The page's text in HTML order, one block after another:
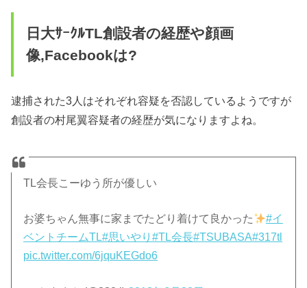
日大ｻｰｸﾙTL創設者の経歴や顔画
像,Facebookは?
逮捕された3人はそれぞれ容疑を否認しているようですが
創設者の村尾翼容疑者の経歴が気になりますよね。
TL会長こーゆう所が優しい
お婆ちゃん無事に家までたどり着けて良かった
#イ
ベントチームTL#思いやり#TL会長#TSUBASA#317tl
pic.twitter.com/6jquKEGdo6